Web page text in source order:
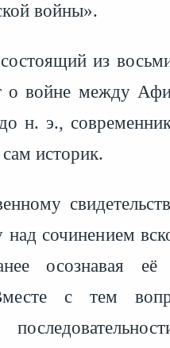
войны».
из
о войне между
н. э.,
историк.
над сочинением
осознавая её
с тем